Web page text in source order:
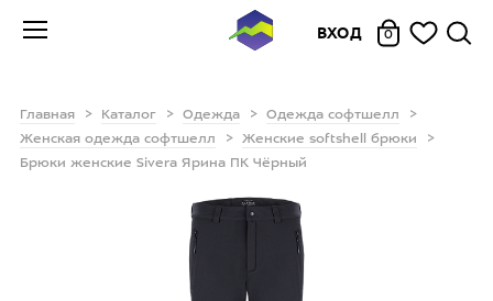
ВХОД 0
Главная Каталог Одежда
Одежда софтшелл
Женская одежда софтшелл
Женские softshell брюки
Брюки женские Sivera Ярина ПК Чёрный